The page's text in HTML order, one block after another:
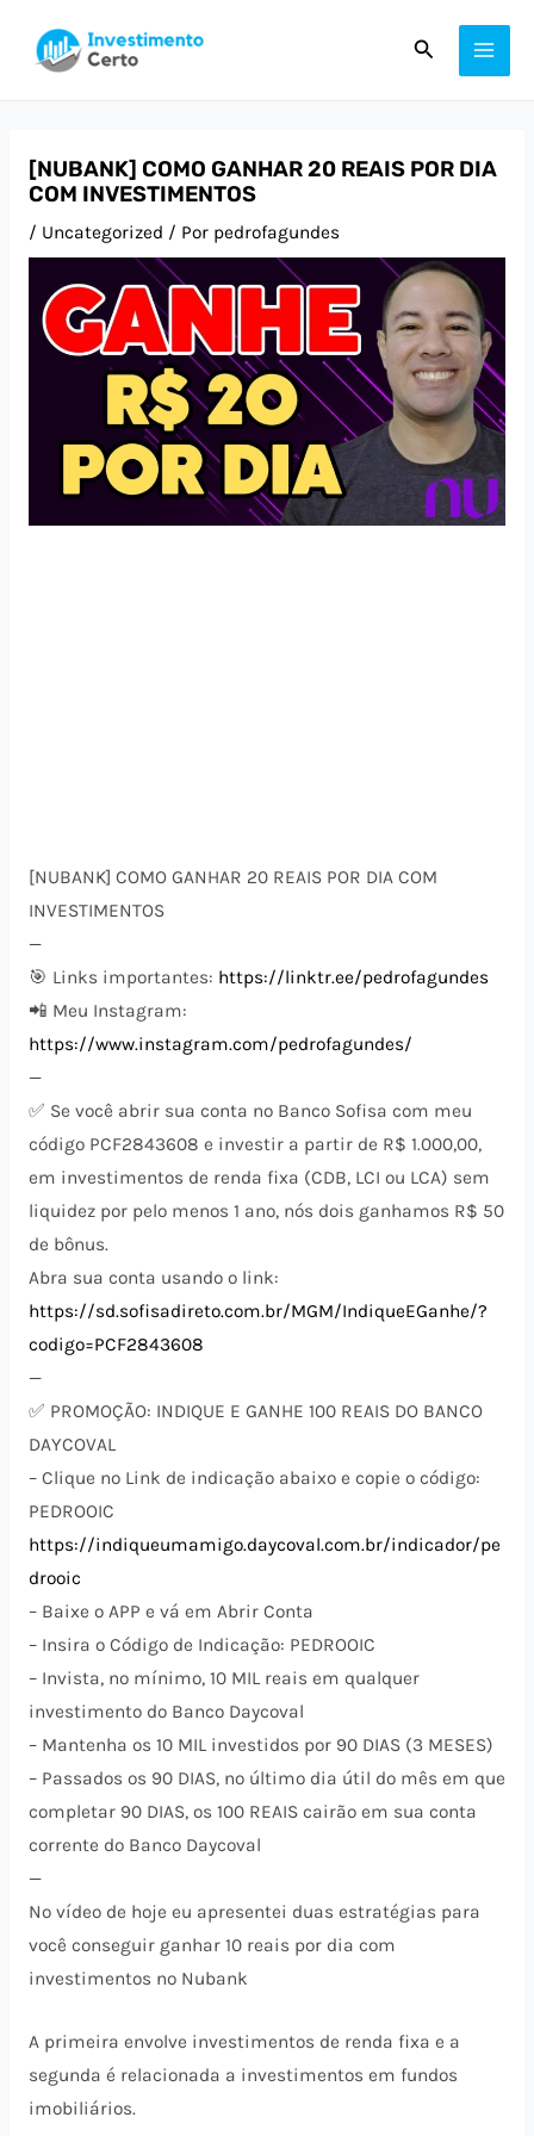
para
Pesquisar
[NUBANK] COMO GANHAR 20 REAIS POR DIA
COM INVESTIMENTOS
/ Uncategorized / Por pedrofagundes
[NUBANK] COMO GANHAR 20 REAIS POR DIA COM
INVESTIMENTOS
—
🎯 Links importantes: https://linktr.ee/pedrofagundes
📲 Meu Instagram:
https://www.instagram.com/pedrofagundes/
—
✅ Se você abrir sua conta no Banco Sofisa com meu
código PCF2843608 e investir a partir de R$ 1.000,00,
em investimentos de renda fixa (CDB, LCI ou LCA) sem
liquidez por pelo menos 1 ano, nós dois ganhamos R$ 50
de bônus.
Abra sua conta usando o link:
https://sd.sofisadireto.com.br/MGM/IndiqueEGanhe/?
codigo=PCF2843608
—
✅ PROMOÇÃO: INDIQUE E GANHE 100 REAIS DO BANCO
DAYCOVAL
– Clique no Link de indicação abaixo e copie o código:
PEDROOIC
https://indiqueumamigo.daycoval.com.br/indicador/pe
drooic
– Baixe o APP e vá em Abrir Conta
– Insira o Código de Indicação: PEDROOIC
– Invista, no mínimo, 10 MIL reais em qualquer
investimento do Banco Daycoval
– Mantenha os 10 MIL investidos por 90 DIAS (3 MESES)
– Passados os 90 DIAS, no último dia útil do mês em que
completar 90 DIAS, os 100 REAIS cairão em sua conta
corrente do Banco Daycoval
—
No vídeo de hoje eu apresentei duas estratégias para
você conseguir ganhar 10 reais por dia com
investimentos no Nubank
A primeira envolve investimentos de renda fixa e a
segunda é relacionada a investimentos em fundos
imobiliários.
navigation